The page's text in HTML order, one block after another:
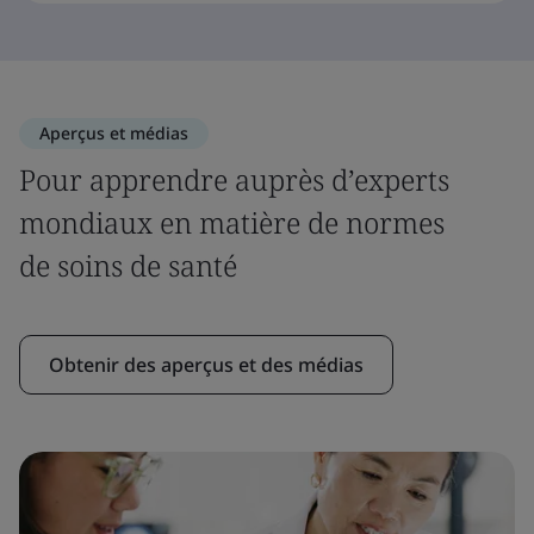
Aperçus et médias
Pour apprendre auprès d’experts
mondiaux en matière de normes
de soins de santé
Obtenir des aperçus et des médias